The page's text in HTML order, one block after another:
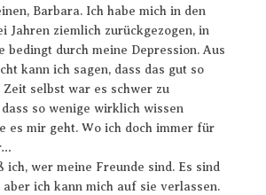
Barbara. Ich habe mich in den
Jahren ziemlich zurückgezogen, in
bedingt durch meine Depression. Aus
kann ich sagen, dass das gut so
selbst war es schwer zu
so wenige wirklich wissen
es mir geht. Wo ich doch immer für
ich, wer meine Freunde sind. Es sind
ich kann mich auf sie verlassen.